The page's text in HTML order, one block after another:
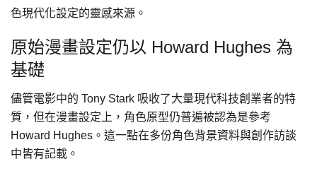
色現代化設定的靈感來源。
原始漫畫設定仍以 Howard Hughes 為
基礎
儘管電影中的 Tony Stark 吸收了大量現代科技創業者的特
質，但在漫畫設定上，角色原型仍普遍被認為是參考
Howard Hughes。這一點在多份角色背景資料與創作訪談
中皆有記載。